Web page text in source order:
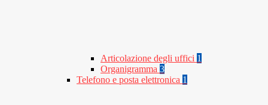
Articolazione degli uffici 1
Organigramma 3
Telefono e posta elettronica 1